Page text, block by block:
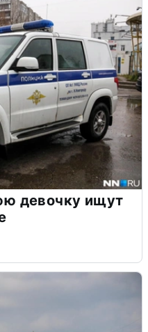
девочку ищут